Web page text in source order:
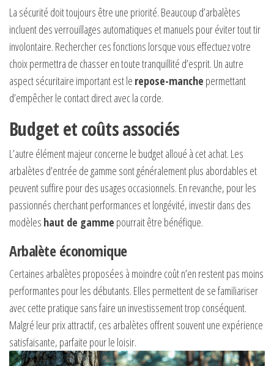
La sécurité doit toujours être une priorité. Beaucoup d’arbalètes
incluent des verrouillages automatiques et manuels pour éviter tout tir
involontaire. Rechercher ces fonctions lorsque vous effectuez votre
choix permettra de chasser en toute tranquillité d’esprit. Un autre
aspect sécuritaire important est le repose-manche permettant
d’empêcher le contact direct avec la corde.
Budget et coûts associés
L’autre élément majeur concerne le budget alloué à cet achat. Les
arbalètes d’entrée de gamme sont généralement plus abordables et
peuvent suffire pour des usages occasionnels. En revanche, pour les
passionnés cherchant performances et longévité, investir dans des
modèles haut de gamme pourrait être bénéfique.
Arbalète économique
Certaines arbalètes proposées à moindre coût n’en restent pas moins
performantes pour les débutants. Elles permettent de se familiariser
avec cette pratique sans faire un investissement trop conséquent.
Malgré leur prix attractif, ces arbalètes offrent souvent une expérience
satisfaisante, parfaite pour le loisir.